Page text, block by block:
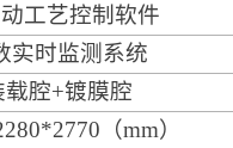
工艺控制软件
实时监测系统
载腔+镀膜腔
（mm）